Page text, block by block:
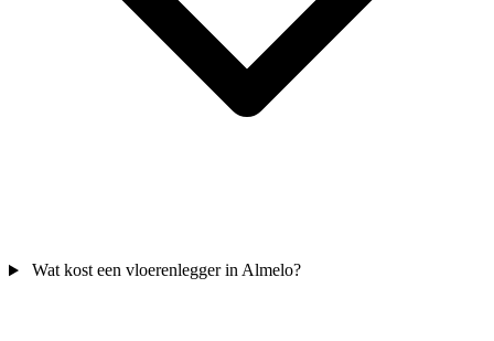
Wat kost een vloerenlegger in Almelo?